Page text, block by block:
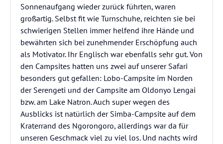
Sonnenaufgang wieder zurück führten, waren
großartig. Selbst fit wie Turnschuhe, reichten sie bei
schwierigen Stellen immer helfend ihre Hände und
bewährten sich bei zunehmender Erschöpfung auch
als Motivator. Ihr Englisch war ebenfalls sehr gut. Von
den Campsites hatten uns zwei auf unserer Safari
besonders gut gefallen: Lobo-Campsite im Norden
der Serengeti und der Campsite am Oldonyo Lengai
bzw. am Lake Natron. Auch super wegen des
Ausblicks ist natürlich der Simba-Campsite auf dem
Kraterrand des Ngorongoro, allerdings war da für
unseren Geschmack viel zu viel los. Und nachts wird